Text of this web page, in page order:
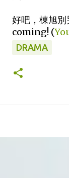
好吧，棟旭
coming! (
DRAMA